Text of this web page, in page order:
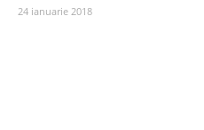
24 ianuarie 2018